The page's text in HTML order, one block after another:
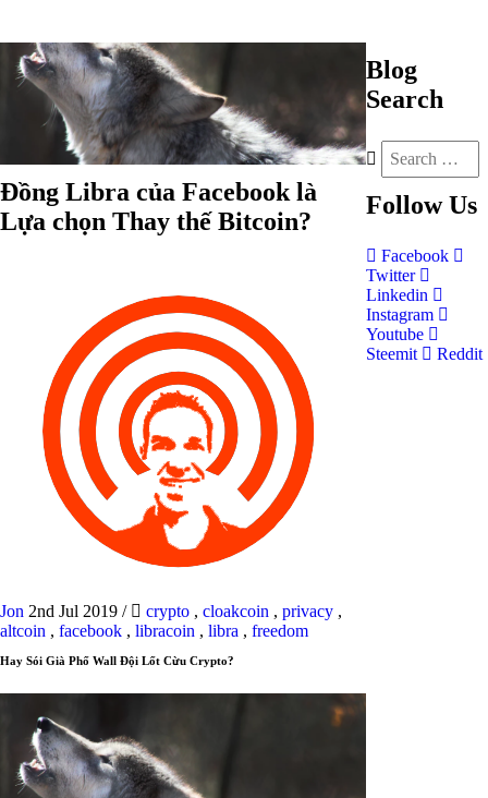
Đồng Libra của Facebook là
Lựa chọn Thay thế Bitcoin?
Jon 2nd Jul 2019 / crypto , cloakcoin , privacy ,
altcoin , facebook , libracoin , libra , freedom
Hay Sói Già Phố Wall Đội Lốt Cừu Crypto?
Blog
Search
Follow Us
Facebook
Twitter
Linkedin
Instagram
Youtube
Steemit
Reddit